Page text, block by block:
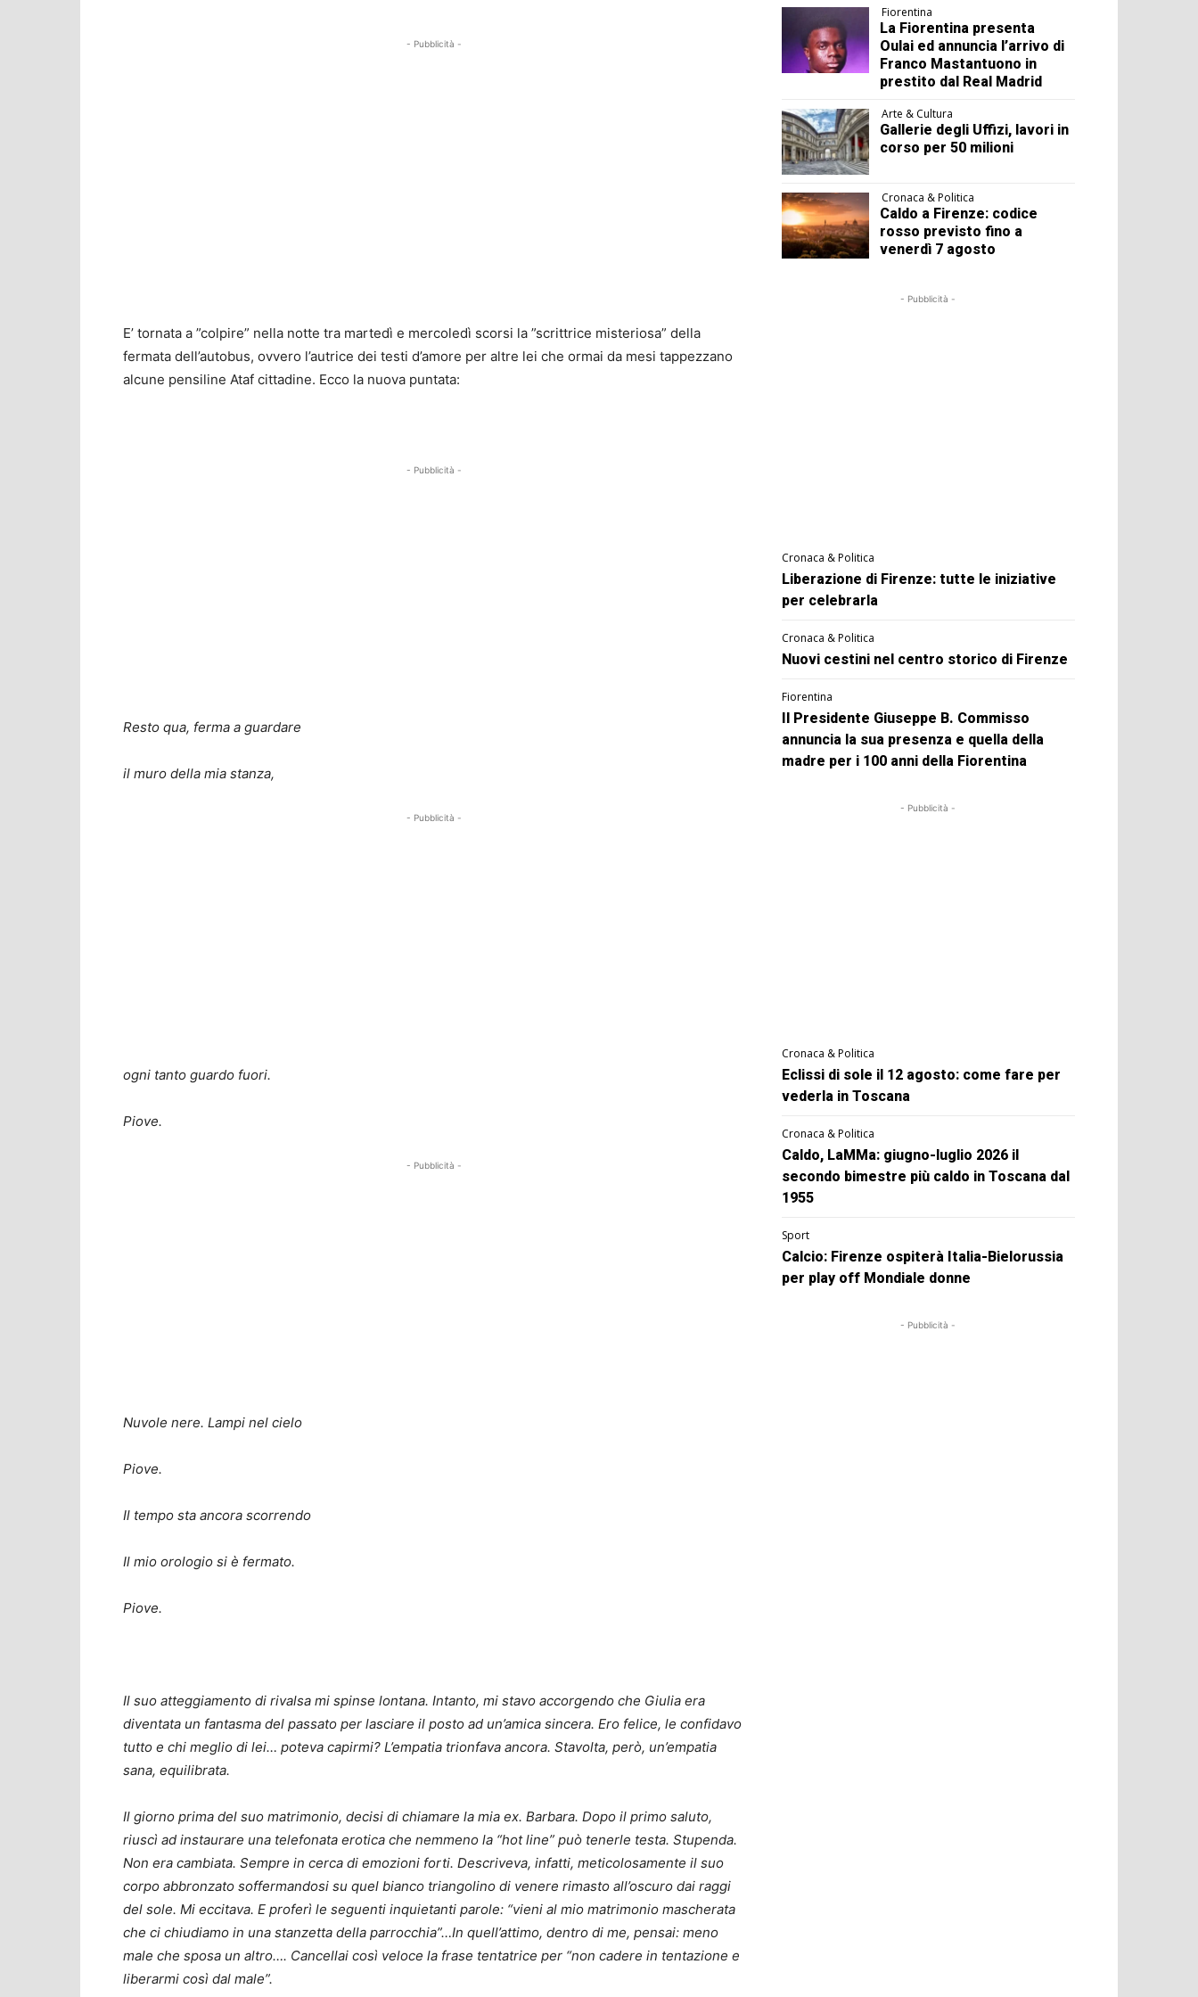
- Pubblicità -
E’ tornata a ”colpire” nella notte tra martedì e mercoledì scorsi la ”scrittrice misteriosa” della
fermata dell’autobus, ovvero l’autrice dei testi d’amore per altre lei che ormai da mesi tappezzano
alcune pensiline Ataf cittadine. Ecco la nuova puntata:
- Pubblicità -
Resto qua, ferma a guardare
il muro della mia stanza,
- Pubblicità -
ogni tanto guardo fuori.
Piove.
- Pubblicità -
Nuvole nere. Lampi nel cielo
Piove.
Il tempo sta ancora scorrendo
Il mio orologio si è fermato.
Piove.
Il suo atteggiamento di rivalsa mi spinse lontana. Intanto, mi stavo accorgendo che Giulia era
diventata un fantasma del passato per lasciare il posto ad un’amica sincera. Ero felice, le confidavo
tutto e chi meglio di lei… poteva capirmi? L’empatia trionfava ancora. Stavolta, però, un’empatia
sana, equilibrata.
Il giorno prima del suo matrimonio, decisi di chiamare la mia ex. Barbara. Dopo il primo saluto,
riuscì ad instaurare una telefonata erotica che nemmeno la “hot line” può tenerle testa. Stupenda.
Non era cambiata. Sempre in cerca di emozioni forti. Descriveva, infatti, meticolosamente il suo
corpo abbronzato soffermandosi su quel bianco triangolino di venere rimasto all’oscuro dai raggi
del sole. Mi eccitava. E proferì le seguenti inquietanti parole: “vieni al mio matrimonio mascherata
che ci chiudiamo in una stanzetta della parrocchia”…In quell’attimo, dentro di me, pensai: meno
male che sposa un altro…. Cancellai così veloce la frase tentatrice per “non cadere in tentazione e
liberarmi così dal male”.
Fiorentina
La Fiorentina presenta
Oulai ed annuncia l’arrivo di
Franco Mastantuono in
prestito dal Real Madrid
Arte & Cultura
Gallerie degli Uffizi, lavori in
corso per 50 milioni
Cronaca & Politica
Caldo a Firenze: codice
rosso previsto fino a
venerdì 7 agosto
- Pubblicità -
Cronaca & Politica
Liberazione di Firenze: tutte le iniziative
per celebrarla
Cronaca & Politica
Nuovi cestini nel centro storico di Firenze
Fiorentina
Il Presidente Giuseppe B. Commisso
annuncia la sua presenza e quella della
madre per i 100 anni della Fiorentina
- Pubblicità -
Cronaca & Politica
Eclissi di sole il 12 agosto: come fare per
vederla in Toscana
Cronaca & Politica
Caldo, LaMMa: giugno-luglio 2026 il
secondo bimestre più caldo in Toscana dal
1955
Sport
Calcio: Firenze ospiterà Italia-Bielorussia
per play off Mondiale donne
- Pubblicità -